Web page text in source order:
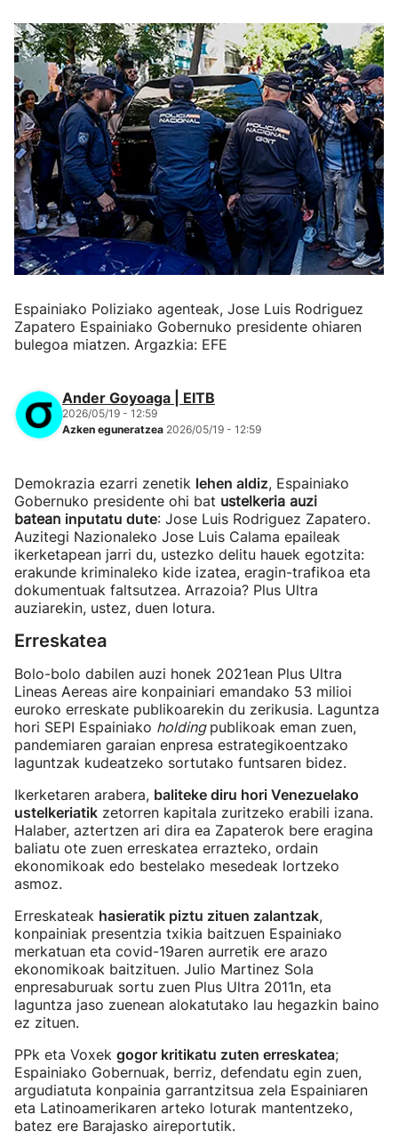
Espainiako Poliziako agenteak, Jose Luis Rodriguez
Zapatero Espainiako Gobernuko presidente ohiaren
bulegoa miatzen. Argazkia: EFE
Ander Goyoaga | EITB
2026/05/19 - 12:59
Azken eguneratzea 2026/05/19 - 12:59
Demokrazia ezarri zenetik lehen aldiz, Espainiako
Gobernuko presidente ohi bat ustelkeria auzi
batean inputatu dute: Jose Luis Rodriguez Zapatero.
Auzitegi Nazionaleko Jose Luis Calama epaileak
ikerketapean jarri du, ustezko delitu hauek egotzita:
erakunde kriminaleko kide izatea, eragin-trafikoa eta
dokumentuak faltsutzea. Arrazoia? Plus Ultra
auziarekin, ustez, duen lotura.
Erreskatea
Bolo-bolo dabilen auzi honek 2021ean Plus Ultra
Lineas Aereas aire konpainiari emandako 53 milioi
euroko erreskate publikoarekin du zerikusia. Laguntza
hori SEPI Espainiako holding publikoak eman zuen,
pandemiaren garaian enpresa estrategikoentzako
laguntzak kudeatzeko sortutako funtsaren bidez.
Ikerketaren arabera, baliteke diru hori Venezuelako
ustelkeriatik zetorren kapitala zuritzeko erabili izana.
Halaber, aztertzen ari dira ea Zapaterok bere eragina
baliatu ote zuen erreskatea errazteko, ordain
ekonomikoak edo bestelako mesedeak lortzeko
asmoz.
Erreskateak hasieratik piztu zituen zalantzak,
konpainiak presentzia txikia baitzuen Espainiako
merkatuan eta covid-19aren aurretik ere arazo
ekonomikoak baitzituen. Julio Martinez Sola
enpresaburuak sortu zuen Plus Ultra 2011n, eta
laguntza jaso zuenean alokatutako lau hegazkin baino
ez zituen.
PPk eta Voxek gogor kritikatu zuten erreskatea;
Espainiako Gobernuak, berriz, defendatu egin zuen,
argudiatuta konpainia garrantzitsua zela Espainiaren
eta Latinoamerikaren arteko loturak mantentzeko,
batez ere Barajasko aireportutik.